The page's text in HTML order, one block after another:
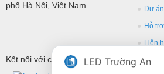
phố Hà Nội, Việt Nam
Dự
Hỗ
Liên
Kết nối với chúng tôi
LED Trường An